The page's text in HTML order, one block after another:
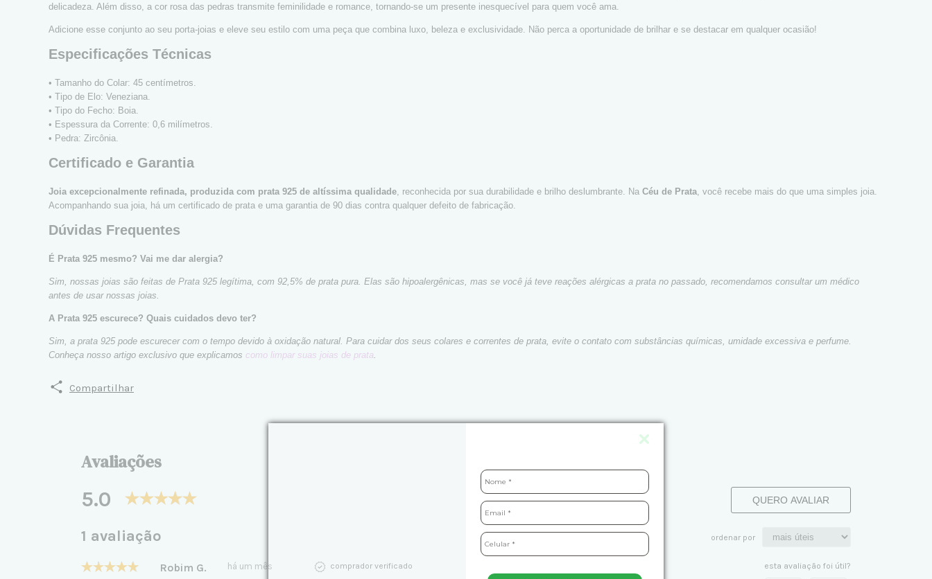
delicadeza. Além disso, a cor rosa das pedras transmite feminilidade e romance, tornando-se um presente inesquecível para quem você ama.
Adicione esse conjunto ao seu porta-joias e eleve seu estilo com uma peça que combina luxo, beleza e exclusividade. Não perca a oportunidade de brilhar e se destacar em qualquer ocasião!
Especificações Técnicas
• Tamanho do Colar: 45 centímetros.
• Tipo de Elo: Veneziana.
• Tipo do Fecho: Boia.
• Espessura da Corrente: 0,6 milímetros.
• Pedra: Zircônia.
Certificado e Garantia
Joia excepcionalmente refinada, produzida com prata 925 de altíssima qualidade , reconhecida por sua durabilidade e brilho deslumbrante. Na Céu de Prata , você recebe mais do que uma simples joia.
Acompanhando sua joia, há um certificado de prata e uma garantia de 90 dias contra qualquer defeito de fabricação.
Dúvidas Frequentes
É Prata 925 mesmo? Vai me dar alergia?
Sim, nossas joias são feitas de Prata 925 legítima, com 92,5% de prata pura. Elas são hipoalergênicas, mas se você já teve reações alérgicas a prata no passado, recomendamos consultar um médico
antes de usar nossas joias.
A Prata 925 escurece? Quais cuidados devo ter?
Sim, a prata 925 pode escurecer com o tempo devido à oxidação natural. Para cuidar dos seus colares e correntes de prata, evite o contato com substâncias químicas, umidade excessiva e perfume.
Conheça nosso artigo exclusivo que explicamos como limpar suas joias de prata
Compartilhar
Avaliações
5.0 QUERO AVALIAR
1 avaliação ordenar por
Robim G. há um mês comprador verificado esta avaliação foi útil?